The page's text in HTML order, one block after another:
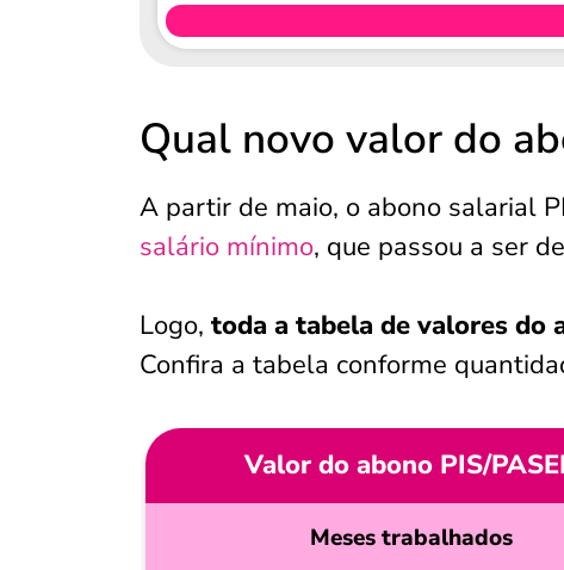
Qual novo valor do
A partir de maio, o abono salarial
salário mínimo, que passou a ser de
Logo, toda a tabela de valores do
Confira a tabela conforme
Valor do abono PIS/
Meses trabalhados